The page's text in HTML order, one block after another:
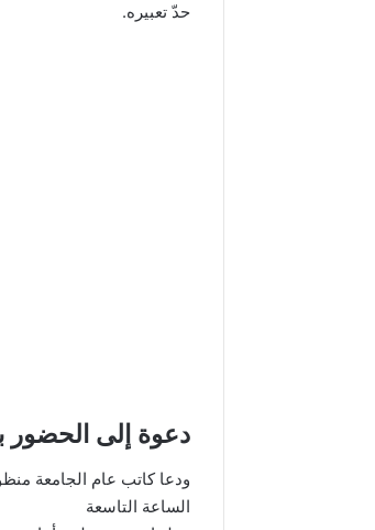
حدّ تعبيره.
دعوة إلى الحضور
ودعا كاتب عام الجامعة
الساعة التاسعة